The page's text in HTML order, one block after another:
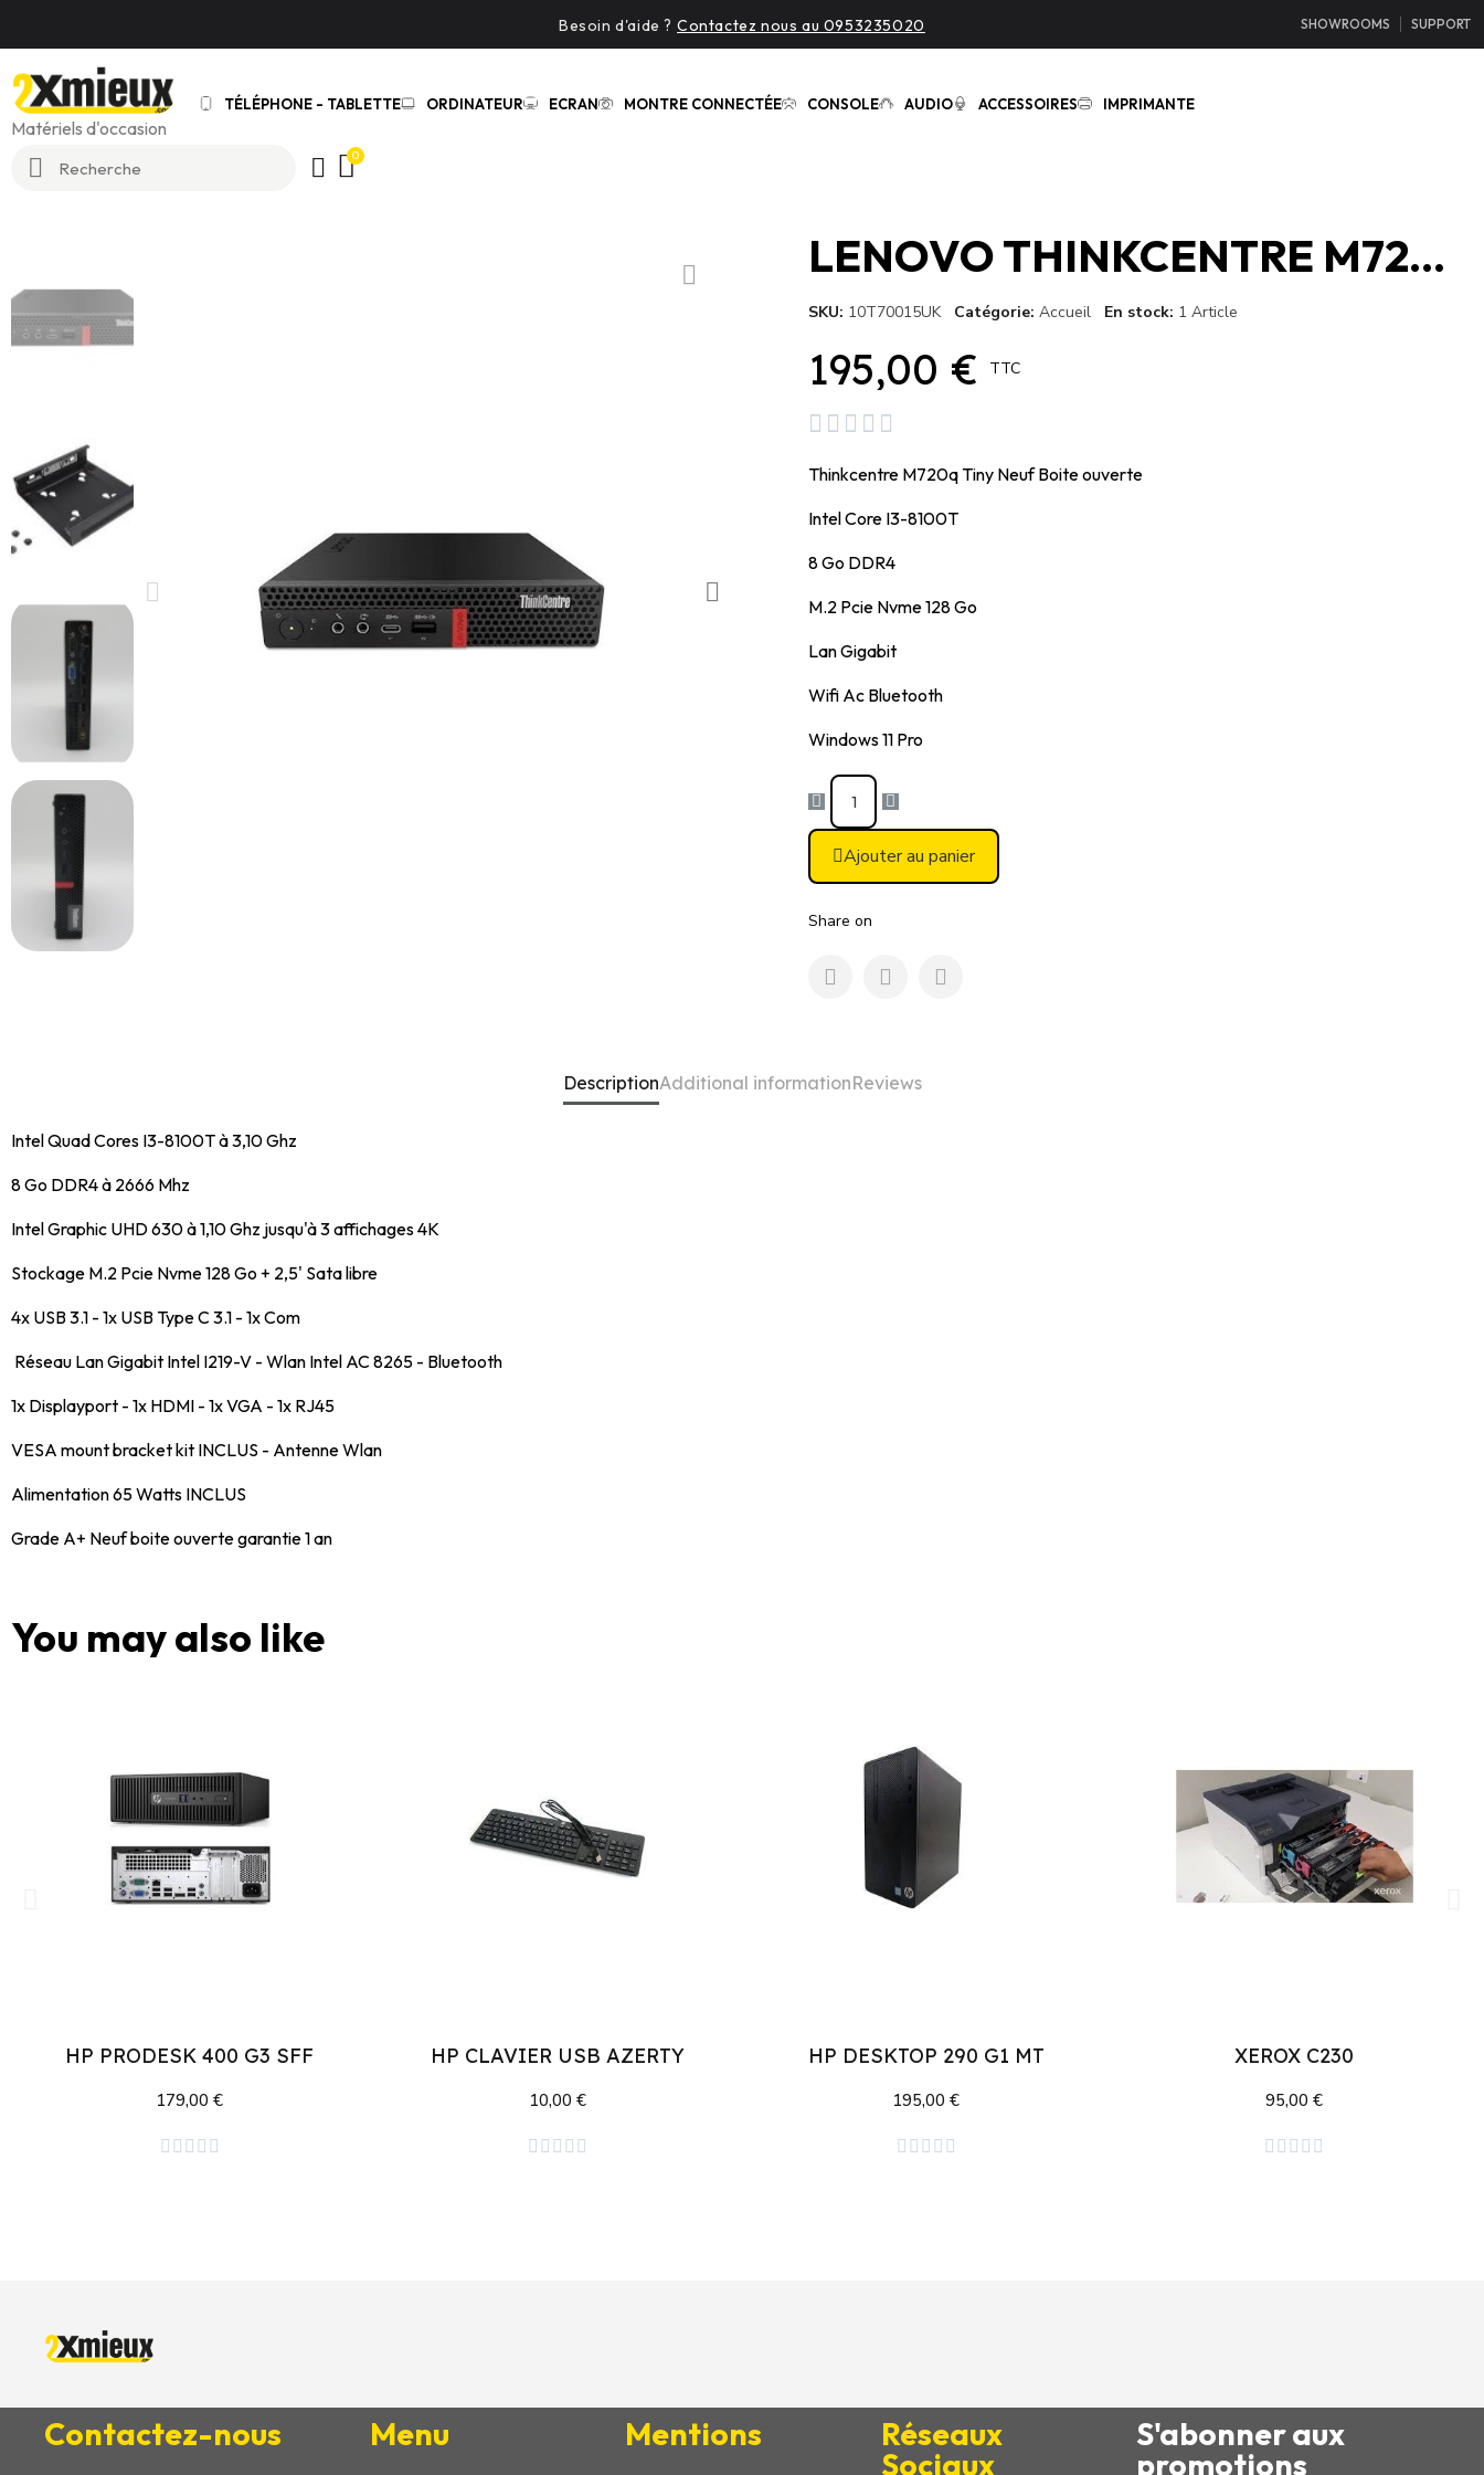
Besoin d'aide ? Contactez nous au 0953235020 SHOWROOMS SUPPORT
Matériels d'occasion
TÉLÉPHONE - TABLETTE ORDINATEUR ECRAN MONTRE CONNECTÉE CONSOLE AUDIO ACCESSOIRES IMPRIMANTE
LENOVO THINKCENTRE M720Q Tiny
SKU 10T70015UK Catégorie Accueil En stock 1 Article
195,00 € TTC
    
Thinkcentre M720q Tiny Neuf Boite ouverte
Intel Core I3-8100T
8 Go DDR4
M.2 Pcie Nvme 128 Go
Lan Gigabit
Wifi Ac Bluetooth
Windows 11 Pro
Ajouter au panier
Share on
DescriptionAdditional informationReviews
Intel Quad Cores I3-8100T à 3,10 Ghz
8 Go DDR4 à 2666 Mhz
Intel Graphic UHD 630 à 1,10 Ghz jusqu'à 3 affichages 4K
Stockage M.2 Pcie Nvme 128 Go + 2,5' Sata libre
4x USB 3.1 - 1x USB Type C 3.1 - 1x Com
Réseau Lan Gigabit Intel I219-V - Wlan Intel AC 8265 - Bluetooth
1x Displayport - 1x HDMI - 1x VGA - 1x RJ45
VESA mount bracket kit INCLUS - Antenne Wlan
Alimentation 65 Watts INCLUS
Grade A+ Neuf boite ouverte garantie 1 an
You may also like
HP PRODESK 400 G3 SFF
179,00 €
    
HP CLAVIER USB AZERTY
10,00 €
    
HP DESKTOP 290 G1 MT
195,00 €
    
XEROX C230
95,00 €
    
Contactez-nous Menu Mentions
Réseaux
Sociaux
S'abonner aux
promotions